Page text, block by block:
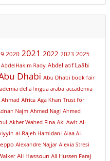
2020 2021 2022 2023 2025
AbdelHakim Rady Abdellatif Laâbi
Dhabi Abu Dhabi book fair
della lingua araba accademia
Ahmad Africa Aga Khan Trust for
Najm Ahmed Nagi Ahmed
Akher Wahed Fina Akl Awit Al-
al-Rajeh Hamidani Alaa Al-
Alexandre Najjar Alexia Stresi
Ali Hassoun Ali Hussen Faraj